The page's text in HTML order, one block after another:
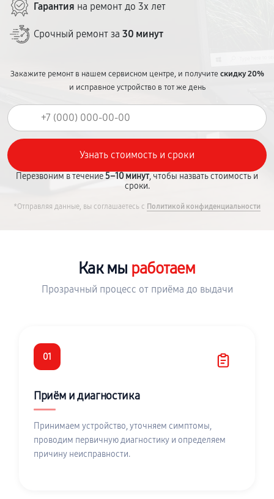
Гарантия на ремонт до 3х лет
Срочный ремонт за 30 минут
Закажите ремонт в нашем сервисном центре, и получитескидку 20%
и исправное устройство в тот же день
Перезвоним в течение5–10 минут, чтобы назвать стоимость и
сроки.
*Отправляя данные, вы соглашаетесь с Политикой конфиденциальности
Как мы работаем
Прозрачный процесс от приёма до выдачи
01
Приём и диагностика
Принимаем устройство, уточняем симптомы,
проводим первичную диагностику и определяем
причину неисправности.